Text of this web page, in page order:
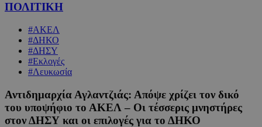
ΠΟΛΙΤΙΚΗ
#ΑΚΕΛ
#ΔΗΚΟ
#ΔΗΣΥ
#Εκλογές
#Λευκωσία
Αντιδημαρχία Αγλαντζιάς: Απόψε χρίζει τον δικό
του υποψήφιο το ΑΚΕΛ – Οι τέσσερις μνηστήρες
στον ΔΗΣΥ και οι επιλογές για το ΔΗΚΟ